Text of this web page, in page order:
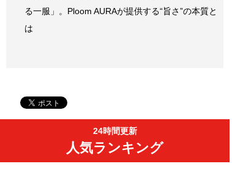
る一服」。Ploom AURAが提供する“旨さ”の本質と
は
24時間更新
人気ランキング